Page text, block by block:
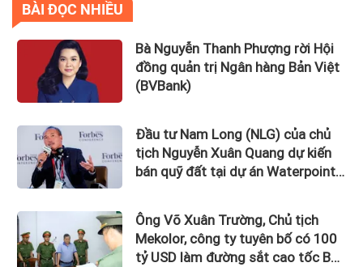
BÀI ĐỌC NHIỀU
Bà Nguyễn Thanh Phượng rời Hội
đồng quản trị Ngân hàng Bản Việt
(BVBank)
Đầu tư Nam Long (NLG) của chủ
tịch Nguyễn Xuân Quang dự kiến
bán quỹ đất tại dự án Waterpoint,
Ông Võ Xuân Trường, Chủ tịch
Mekolor, công ty tuyên bố có 100
tỷ USD làm đường sắt cao tốc Bắc